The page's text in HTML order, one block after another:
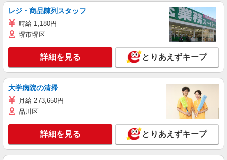
レジ・商品陳列スタッフ
時給 1,180円
堺市堺区
詳細を見る とりあえずキープ
大学病院の清掃
月給 273,650円
品川区
詳細を見る とりあえずキープ